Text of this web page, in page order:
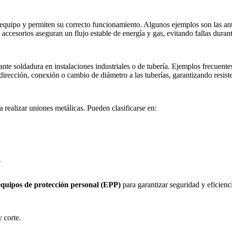
y permiten su correcto funcionamiento. Algunos ejemplos son las
aseguran un flujo estable de energía y gas, evitando fallas
soldadura en instalaciones industriales o de tubería. Ejemplos
conexión o cambio de diámetro a las tuberías, garantizando
uniones metálicas. Pueden clasificarse en:
de protección personal (EPP) para garantizar seguridad y
corte.